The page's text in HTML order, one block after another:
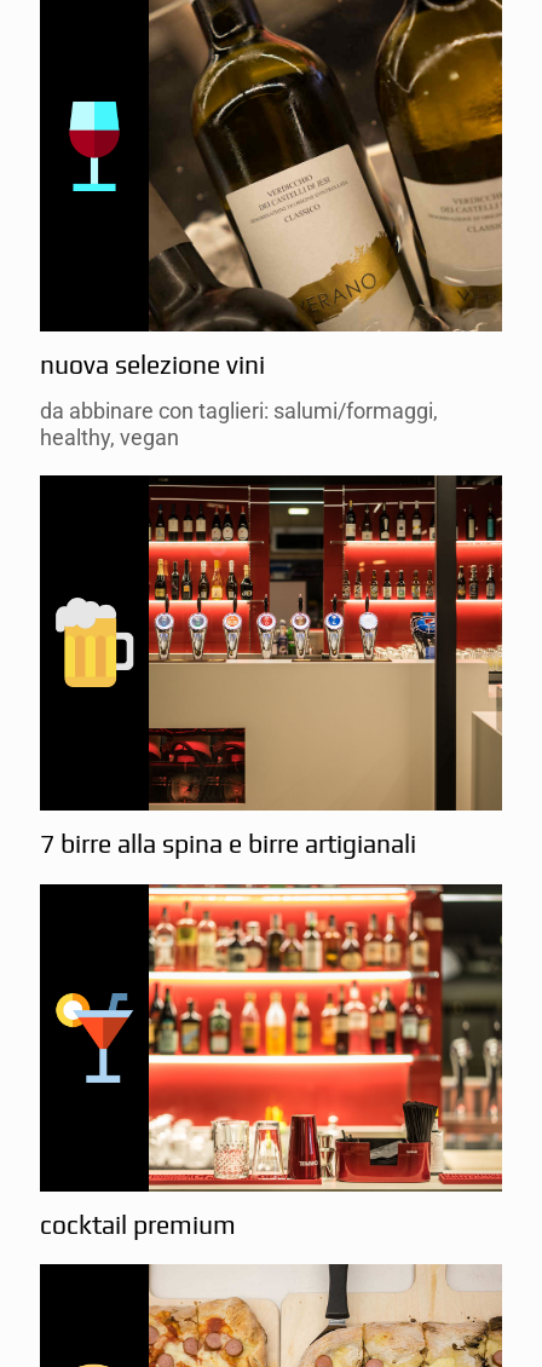
nuova selezione vini
da abbinare con taglieri: salumi/formaggi,
healthy, vegan
7 birre alla spina e birre artigianali
cocktail premium